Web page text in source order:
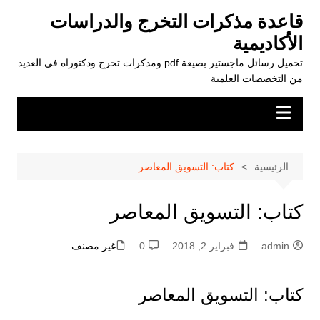
المحتوى
قاعدة مذكرات التخرج والدراسات
الأكاديمية
تحميل رسائل ماجستير بصيغة pdf ومذكرات تخرج ودكتوراه في العديد
من التخصصات العلمية
الرئيسية كتاب: التسويق المعاصر
كتاب: التسويق المعاصر
admin فبراير 2, 2018 0 غير مصنف
كتاب: التسويق المعاصر